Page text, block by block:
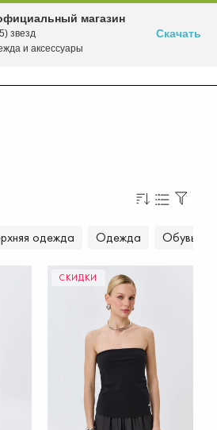
до -70% на летние хиты!
клуб лояльности SAVAGE
в ПВЗ от 5000 рублей
в морской круиз>>
уже в продаже!>>
одежда Одежда Обувь
СКИДКИ
магазин
звезд
и аксессуары
Скачать